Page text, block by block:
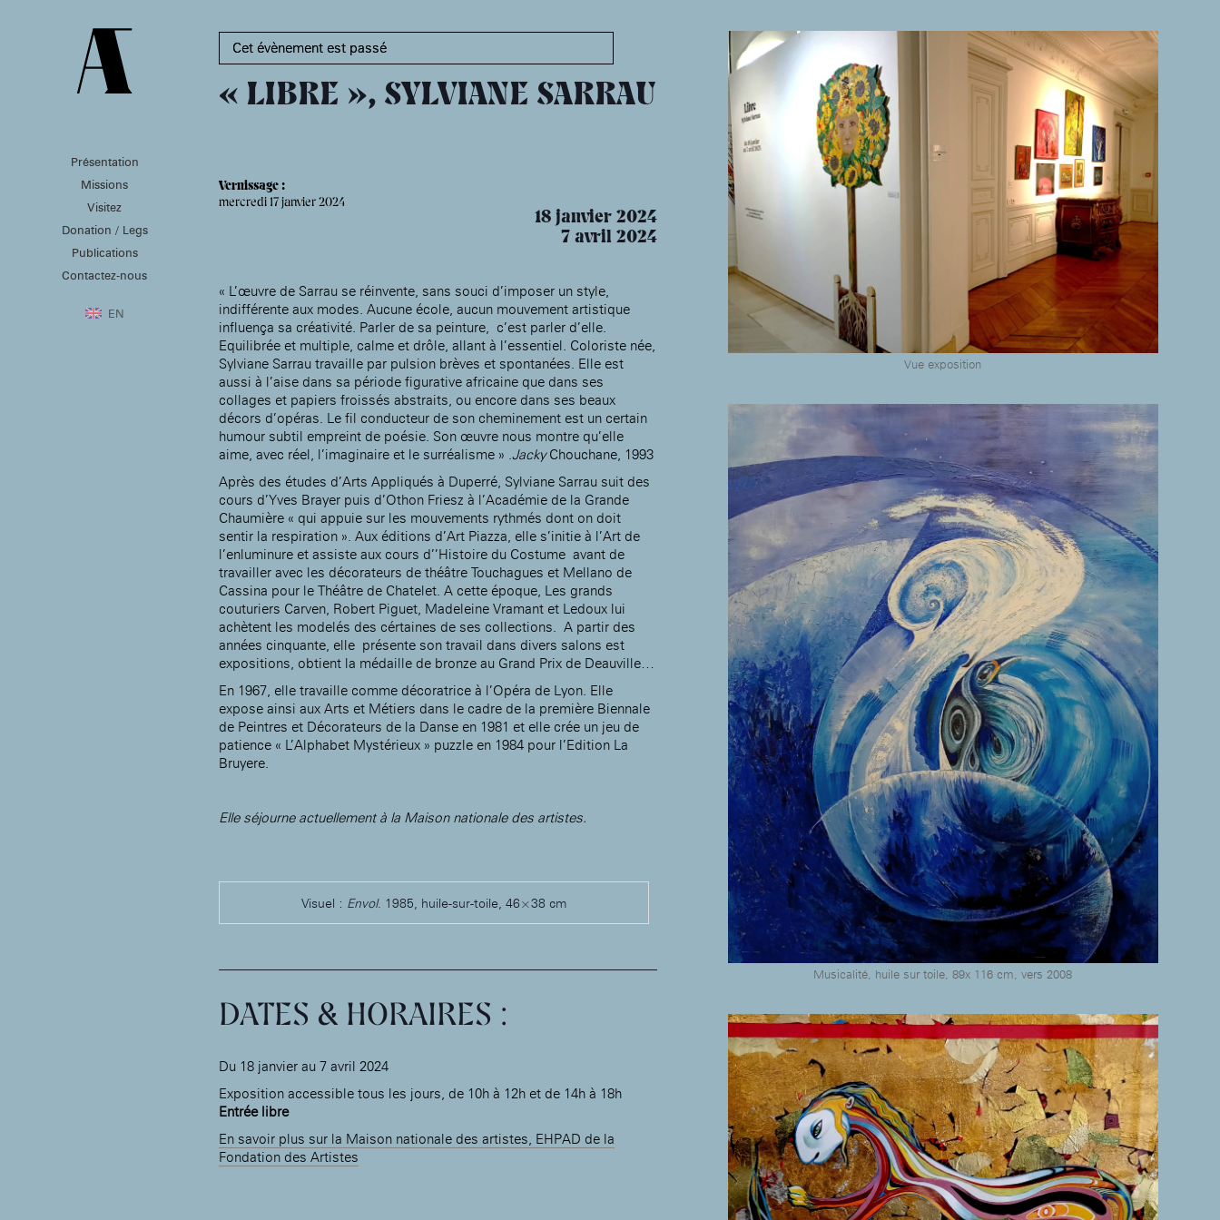
Cet évènement est passé
« LIBRE », SYLVIANE SARRAU
18 janvier 2024
7 avril 2024
Vernissage :
mercredi 17 janvier 2024
« L’œuvre de Sarrau se réinvente, sans souci d’imposer un style,
indifférente aux modes. Aucune école, aucun mouvement artistique
influença sa créativité. Parler de sa peinture, c’est parler d’elle.
Equilibrée et multiple, calme et drôle, allant à l’essentiel. Coloriste née,
Sylviane Sarrau travaille par pulsion brèves et spontanées. Elle est
aussi à l’aise dans sa période figurative africaine que dans ses
collages et papiers froissés abstraits, ou encore dans ses beaux
décors d’opéras. Le fil conducteur de son cheminement est un certain
humour subtil empreint de poésie. Son œuvre nous montre qu’elle
aime, avec réel, l’imaginaire et le surréalisme » .JackyChouchane, 1993
Après des études d’Arts Appliqués à Duperré, Sylviane Sarrau suit des
cours d’Yves Brayer puis d’Othon Friesz à l’Académie de la Grande
Chaumière « qui appuie sur les mouvements rythmés dont on doit
sentir la respiration ». Aux éditions d’Art Piazza, elle s’initie à l’Art de
l’enluminure et assiste aux cours d’’Histoire du Costume avant de
travailler avec les décorateurs de théâtre Touchagues et Mellano de
Cassina pour le Théâtre de Chatelet. A cette époque, Les grands
couturiers Carven, Robert Piguet, Madeleine Vramant et Ledoux lui
achètent les modelés des cértaines de ses collections. A partir des
années cinquante, elle présente son travail dans divers salons est
expositions, obtient la médaille de bronze au Grand Prix de Deauville…
En 1967, elle travaille comme décoratrice à l’Opéra de Lyon. Elle
expose ainsi aux Arts et Métiers dans le cadre de la première Biennale
de Peintres et Décorateurs de la Danse en 1981 et elle crée un jeu de
patience « L’Alphabet Mystérieux » puzzle en 1984 pour l’Edition La
Bruyere.
Elle séjourne actuellement à la Maison nationale des artistes.
Visuel : Envol. 1985, huile-sur-toile, 46×38 cm
Vue exposition
Musicalité, huile sur toile, 89x 116 cm, vers 2008
DATES & HORAIRES :
Du 18 janvier au 7 avril 2024
Exposition accessible tous les jours, de 10h à 12h et de 14h à 18h
Entrée libre
En savoir plus sur la Maison nationale des artistes, EHPAD de la
Fondation des Artistes
Présentation
Présentation de la
Fondation des Artistes
Patrimoine
Missions
Soutenir les écoles d’art
d’art, la MABA
Promouvoir la scène
française à l’international
Produire, dans la
résidence deMoly-
Sabata
Accompagner le grand
âge, à laMaison
nationale des artistes
(EHPAD)
Visitez À NOGENT-SUR-MARNE
MABA
Présentation
Expositions
Expositions passées
Événements à la MABA
Publics de la MABA
Infos pratiques
Accueil de la
Fondation des Artistes
nationale
des artistes
Événements
Accueil de la
Fondation des Artistes
Bibliothèque
Smith-Lesouëf
Parc
À PARIS
Cabinet de curiosité et
Rotonde Balzac de l’Hôtel
Salomon de Rothschild
Jardin public de l’Hôtel
Salomon de Rothschild
Donation / Legs
Publications
Contactez-nous
EN